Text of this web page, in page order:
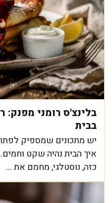
בלינצ'ס רומני
בבית
יש מתכונים שמספיק
איך הבית נהיה שקט וחמים.
כזה, נוסטלגי, מחמם את ...